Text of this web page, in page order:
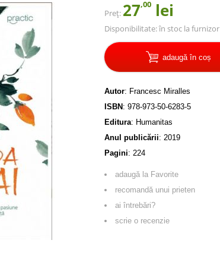
Preț: 27,00 lei
Disponibilitate:în stoc la furnizor
adaugă în coș
Autor: Francesc Miralles
ISBN : 978-973-50-6283-5
Editura: Humanitas
Anul publicării: 2019
Pagini: 224
adaugă la Favorite
recomandă unui prieten
ai întrebări?
scrie o recenzie